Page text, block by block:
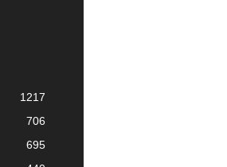
1217
706
695